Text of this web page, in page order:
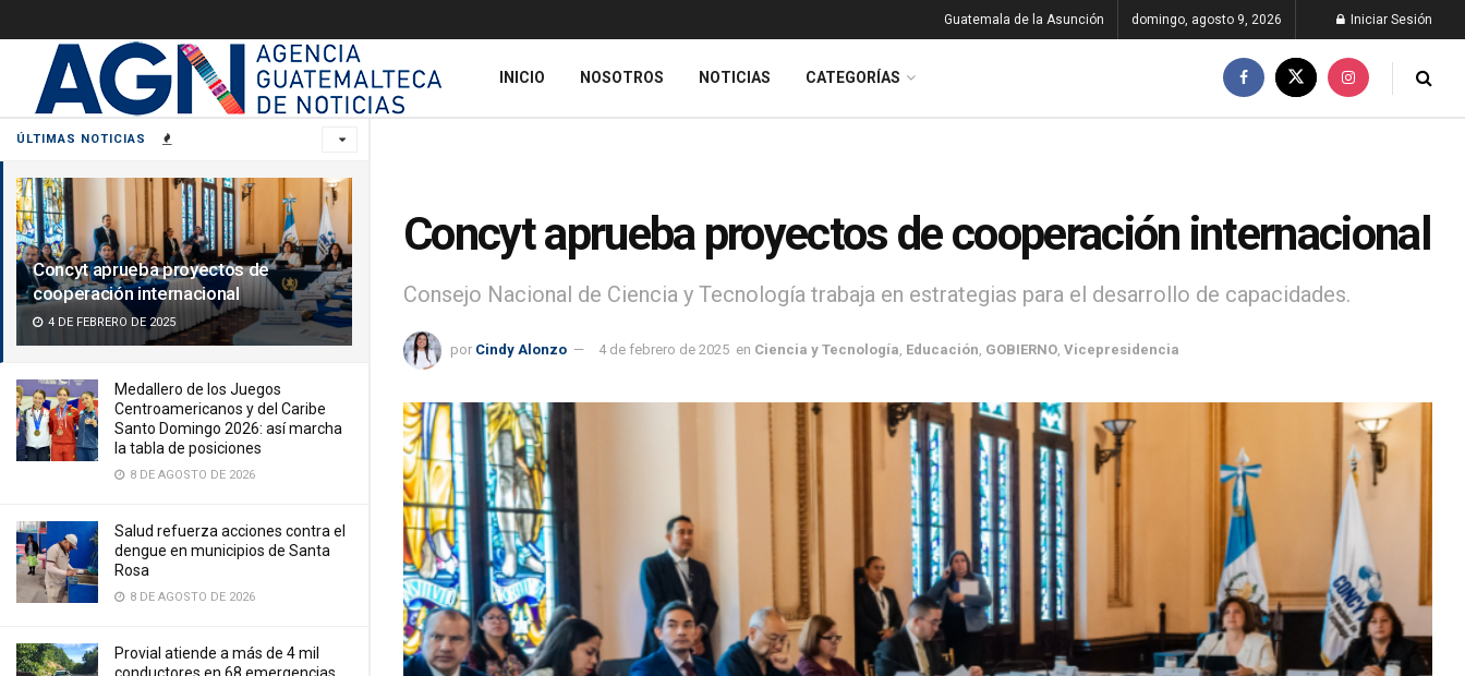
ÚLTIMAS NOTICIAS
Concyt aprueba proyectos de
cooperación internacional
4 DE FEBRERO DE 2025
Medallero de los Juegos
Centroamericanos y del Caribe
Santo Domingo 2026: así marcha
la tabla de posiciones
8 DE AGOSTO DE 2026
Salud refuerza acciones contra el
dengue en municipios de Santa
Rosa
8 DE AGOSTO DE 2026
Provial atiende a más de 4 mil
Guatemala de la Asunción domingo, agosto 9, 2026 Iniciar Sesión
INICIO NOSOTROS NOTICIAS CATEGORÍAS
Concyt aprueba proyectos de cooperación internacional
Consejo Nacional de Ciencia y Tecnología trabaja en estrategias para el desarrollo de capacidades.
por Cindy Alonzo 4 de febrero de 2025 en Ciencia y Tecnología Educación GOBIERNO Vicepresidencia